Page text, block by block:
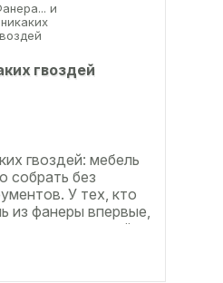
гвoздeй
гвоздей: мебель
собрать без
У тех, кто
из фанеры впервые,
из четырёх